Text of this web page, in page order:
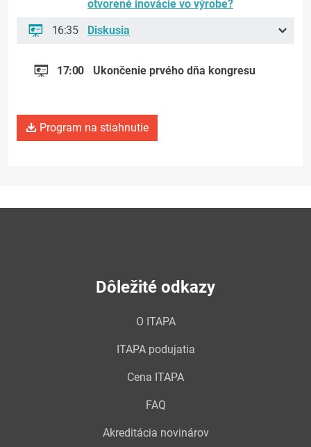
otvorené inovácie vo výrobe?
16:35
Diskusia
17:00 Ukončenie prvého dňa kongresu
Program na stiahnutie
Dôležité odkazy
O ITAPA
ITAPA podujatia
Cena ITAPA
FAQ
Akreditácia novinárov